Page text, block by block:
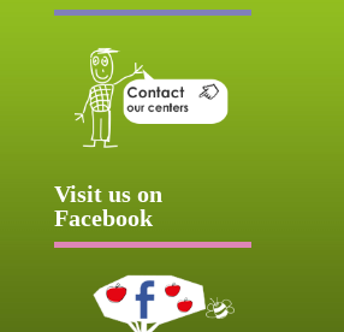
Visit us on
Facebook